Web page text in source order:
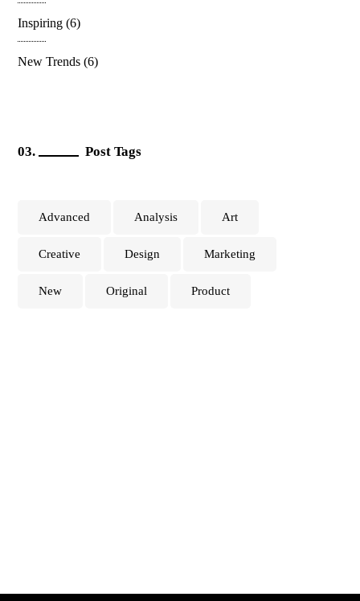
Inspiring (6)
New Trends (6)
Post Tags
Advanced Analysis Art
Creative Design Marketing
New Original Product